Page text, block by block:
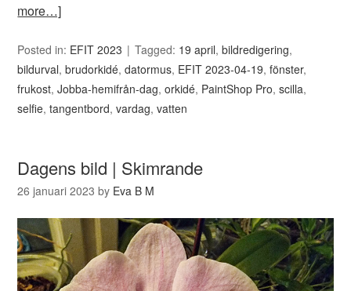
more…]
Posted in: EFIT 2023 Tagged: 19 april,bildredigering,
bildurval,brudorkidé,datormus, EFIT 2023-04-19,fönster,
frukost,Jobba-hemifrån-dag,orkidé, PaintShop Pro,scilla,
selfie,tangentbord,vardag,vatten
Dagens bild | Skimrande
26 januari 2023 by Eva B M